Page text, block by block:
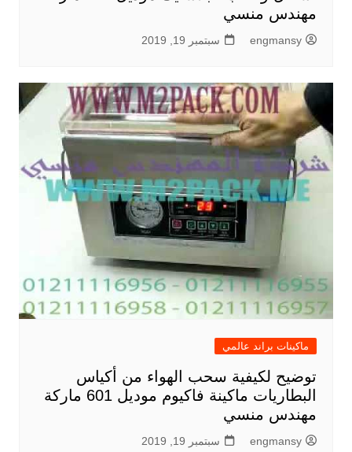
مهندس منسي
engmansy سبتمبر 19, 2019
ماكينات براند عالمي
توضيح لكيفية سحب الهواء من أكياس
البطاريات ماكينة فاكيوم موديل 601 ماركة
مهندس منسي
engmansy سبتمبر 19, 2019